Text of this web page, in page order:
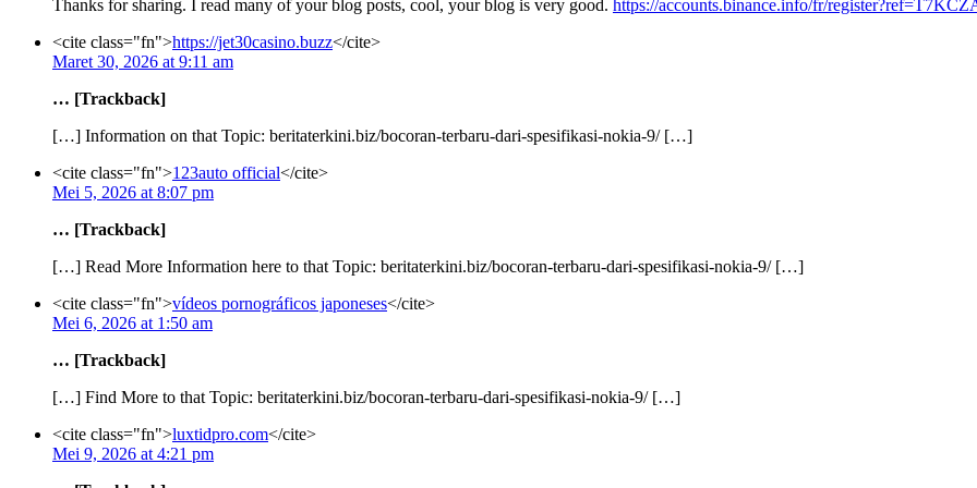
Thanks for sharing. I read many of your blog posts, cool, your blog is very good. https://accounts.binance.info/fr/
<cite class="fn">https://jet30casino.buzz</cite>
Maret 30, 2026 at 9:11 am
… [Trackback]
[…] Information on that Topic: beritaterkini.biz/bocoran-terbaru-dari-spesifikasi-nokia-9/ […]
<cite class="fn">123auto official</cite>
Mei 5, 2026 at 8:07 pm
… [Trackback]
[…] Read More Information here to that Topic: beritaterkini.biz/bocoran-terbaru-dari-spesifikasi-nokia-9/ […]
<cite class="fn">vídeos pornográficos japoneses</cite>
Mei 6, 2026 at 1:50 am
… [Trackback]
[…] Find More to that Topic: beritaterkini.biz/bocoran-terbaru-dari-spesifikasi-nokia-9/ […]
<cite class="fn">luxtidpro.com</cite>
Mei 9, 2026 at 4:21 pm